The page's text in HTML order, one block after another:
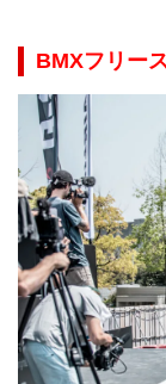
BMXフリー